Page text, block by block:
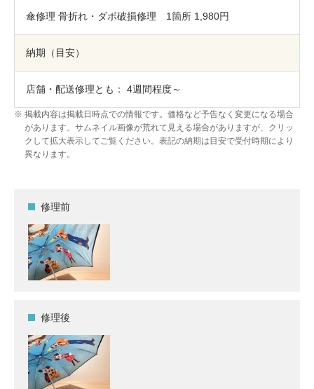
よくあるご質問
お問い合わせ
採用情報
傘修理 骨折れ・ダボ破損修理 1箇所 1,980円
納期（目安）
店舗・配送修理とも： 4週間程度～
掲載内容は掲載日時点での情報です。価格など予告なく変更になる場合
があります。サムネイル画像が荒れて見える場合がありますが、クリッ
クして拡大表示してご覧ください。表記の納期は目安で受付時期により
異なります。
修理前
修理後